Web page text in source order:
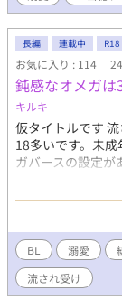
長編 連載中 R18
お気に入り : 114
鈍感なオメガは
キルキ
仮タイトルです
18多いです。未
ガバースの設定が
弟の蓮（アルフ
メガです。総受け
が寝取られたり
れないです。悲壮
ください。 NTR
などなど。 ハピ
BL 溺愛
流され受け